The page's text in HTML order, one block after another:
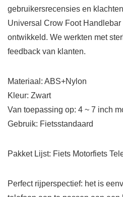
gebruikersrecensies en
Universal Crow Foot
ontwikkeld. We werkten met
feedback van klanten.
Materiaal: ABS+Nylon
Kleur: Zwart
Van toepassing op: 4 ~ 7 inch
Gebruik: Fietsstandaard
Pakket Lijst: Fiets Motorfiets
Perfect rijperspectief: het is